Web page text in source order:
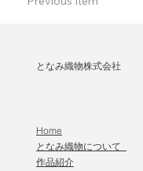
となみ織物株式会社
Home
となみ織物について
作品紹介